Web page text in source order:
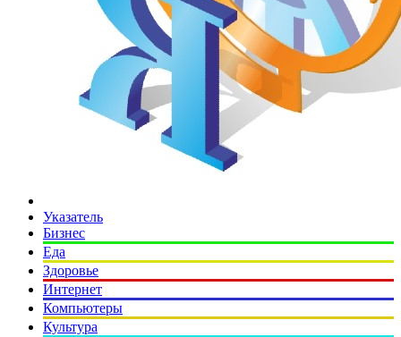
Указатель
Бизнес
Еда
Здоровье
Интернет
Компьютеры
Культура